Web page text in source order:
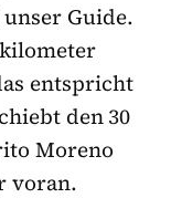
Guide.
entspricht
den 30
Moreno
voran.